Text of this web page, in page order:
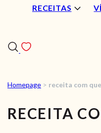
RECEITAS
Homepage > receita com
RECEITA